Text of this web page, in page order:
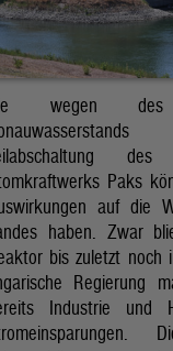
wegen des
des
Paks
auf die
haben. Zwar
bis zuletzt noch
Regierung
Industrie und